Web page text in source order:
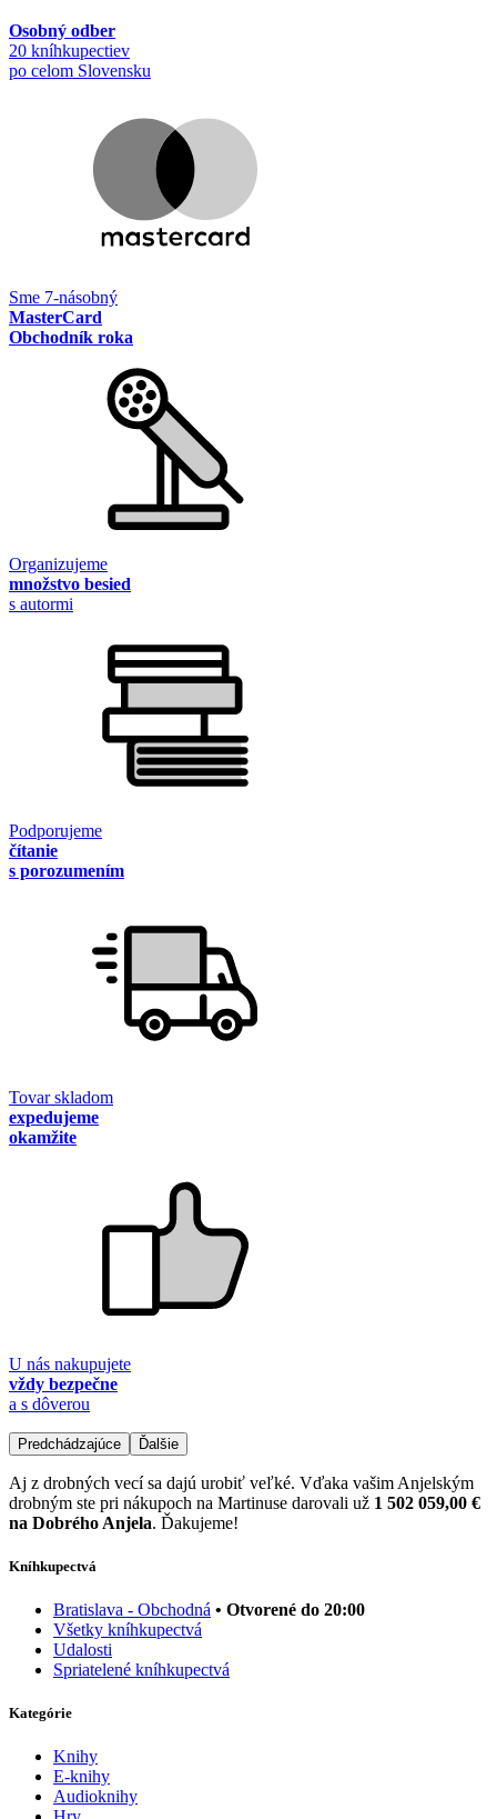
Osobný odber
20 kníhkupectiev
po celom Slovensku
Sme 7-násobný
MasterCard
Obchodník roka
Organizujeme
množstvo besied
s autormi
Podporujeme
čítanie
s porozumením
Tovar skladom
expedujeme
okamžite
U nás nakupujete
vždy bezpečne
a s dôverou
Predchádzajúce Ďalšie
Aj z drobných vecí sa dajú urobiť veľké. Vďaka vašim Anjelským
drobným ste pri nákupoch na Martinuse darovali už 1 502 059,00 €
na Dobrého Anjela. Ďakujeme!
Kníhkupectvá
Bratislava - Obchodná • Otvorené do 20:00
Všetky kníhkupectvá
Udalosti
Spriatelené kníhkupectvá
Kategórie
Knihy
E-knihy
Audioknihy